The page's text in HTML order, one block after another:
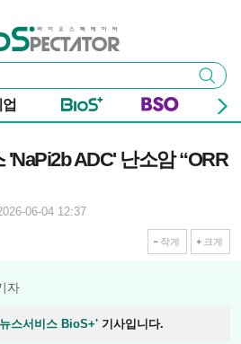
펙테이터
검색
'NaPi2b ADC' 난소암 “ORR
06-04 12:37
작게 크게
자
스서비스 BioS+' 기사입니다.